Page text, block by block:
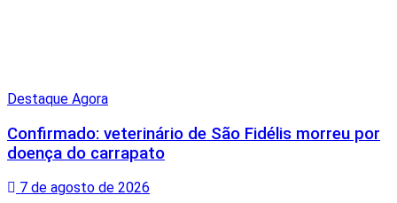
Destaque Agora
Confirmado: veterinário de São Fidélis morreu por
doença do carrapato
7 de agosto de 2026